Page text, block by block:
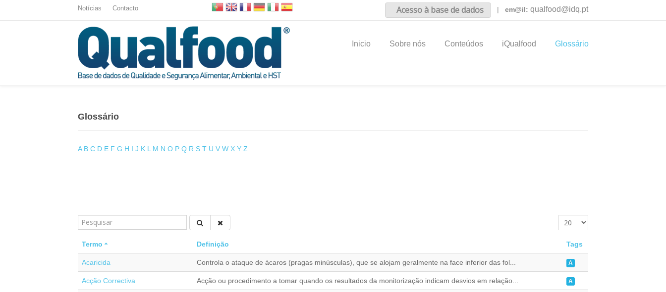
Notícias Contacto Acesso à base de dados | em@il: qualfood@idq.pt
Inicio Sobre nós Conteúdos iQualfood Glossário
Glossário
A B C D E F G H I J K L M N O P Q R S T U V W X Y Z
Termo Definição Tags
Acaricida Controla o ataque de ácaros (pragas minúsculas), que se alojam geralmente na face inferior das fol... A
Acção Correctiva Acção ou procedimento a tomar quando os resultados da monitorização indicam desvios em relação... A